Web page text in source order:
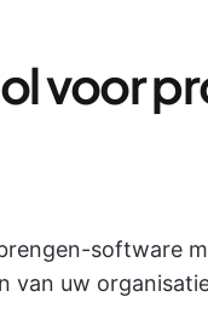
voor
software
van uw